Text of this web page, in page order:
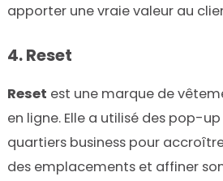
apporter une vraie valeur au
4. Reset
Reset est une marque de
en ligne. Elle a utilisé des pop-
quartiers business pour
des emplacements et affiner